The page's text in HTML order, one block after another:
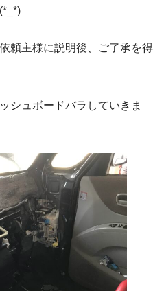
頼主様に説明後、ご了承を得
シュボードバラしていきま